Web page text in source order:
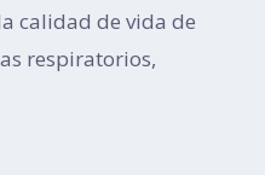
calidad de vida de
respiratorios,